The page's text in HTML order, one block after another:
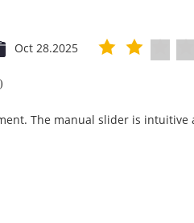
Oct 28.2025
The manual slider is